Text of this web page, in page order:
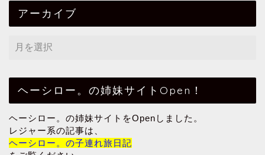
アーカイブ
ヘーシロー。の姉妹サイトOpen！
ヘーシロー。の姉妹サイトをOpenしました。
レジャー系の記事は、
ヘーシロー。の子連れ旅日記